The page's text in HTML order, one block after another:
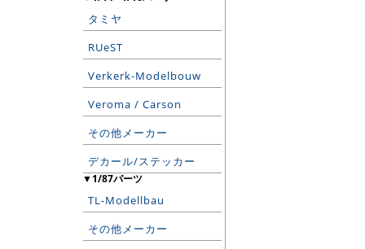
タミヤ
RUeST
Verkerk-Modelbouw
Veroma / Carson
その他メーカー
デカール/ステッカー
▼1/87パーツ
TL-Modellbau
その他メーカー